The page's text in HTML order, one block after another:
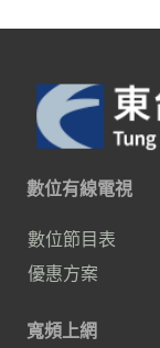
數位有線電視
數位節目表
優惠方案
寬頻上網